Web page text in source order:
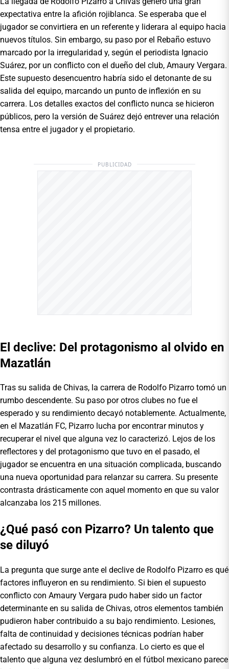
expectativa entre la afición rojiblanca. Se esperaba que el
jugador se convirtiera en un referente y liderara al equipo hacia
nuevos títulos. Sin embargo, su paso por el Rebaño estuvo
marcado por la irregularidad y, según el periodista Ignacio
Suárez, por un conflicto con el dueño del club, Amaury Vergara.
Este supuesto desencuentro habría sido el detonante de su
salida del equipo, marcando un punto de inflexión en su
carrera. Los detalles exactos del conflicto nunca se hicieron
públicos, pero la versión de Suárez dejó entrever una relación
tensa entre el jugador y el propietario.
PUBLICIDAD
El declive: Del protagonismo al olvido en
Mazatlán
Tras su salida de Chivas, la carrera de Rodolfo Pizarro tomó un
rumbo descendente. Su paso por otros clubes no fue el
esperado y su rendimiento decayó notablemente. Actualmente,
en el Mazatlán FC, Pizarro lucha por encontrar minutos y
recuperar el nivel que alguna vez lo caracterizó. Lejos de los
reflectores y del protagonismo que tuvo en el pasado, el
jugador se encuentra en una situación complicada, buscando
una nueva oportunidad para relanzar su carrera. Su presente
contrasta drásticamente con aquel momento en que su valor
alcanzaba los 215 millones.
¿Qué pasó con Pizarro? Un talento que
se diluyó
La pregunta que surge ante el declive de Rodolfo Pizarro es qué
factores influyeron en su rendimiento. Si bien el supuesto
conflicto con Amaury Vergara pudo haber sido un factor
determinante en su salida de Chivas, otros elementos también
pudieron haber contribuido a su bajo rendimiento. Lesiones,
falta de continuidad y decisiones técnicas podrían haber
afectado su desarrollo y su confianza. Lo cierto es que el
talento que alguna vez deslumbró en el fútbol mexicano parece